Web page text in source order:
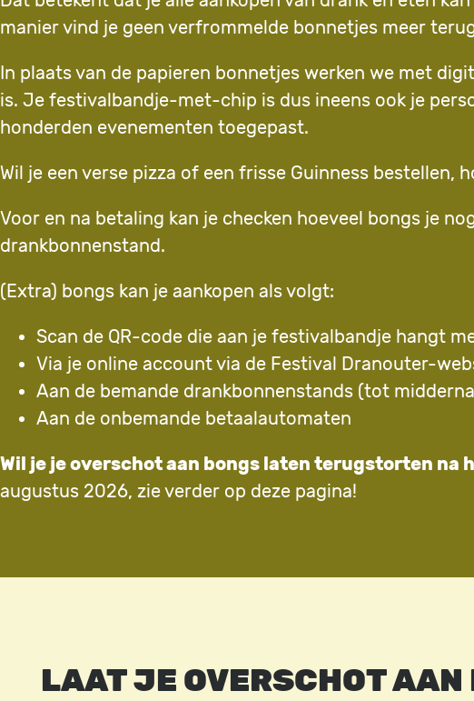
manier vind je geen verfrommelde bonnetjes meer
In plaats van de papieren bonnetjes werken we met
is. Je festivalbandje-met-chip is dus ineens ook je
honderden evenementen toegepast.
Wil je een verse pizza of een frisse Guinness bestellen,
Voor en na betaling kan je checken hoeveel bongs je
drankbonnenstand.
(Extra) bongs kan je aankopen als volgt:
Scan de QR-code die aan je festivalbandje hangt
Via je online account via de Festival Dranouter-
Aan de bemande drankbonnenstands (tot
Aan de onbemande betaalautomaten
Wil je je overschot aan bongs laten terugstorten na
augustus 2026, zie verder op deze pagina!
LAAT JE OVERSCHOT AAN